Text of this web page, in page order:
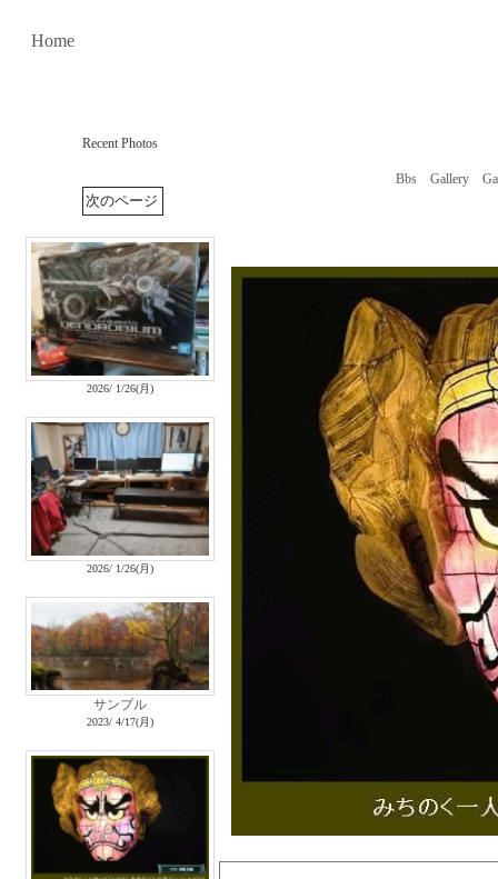
Home
Recent Photos
2026/ 1/26(月)
2026/ 1/26(月)
サンプル
2023/ 4/17(月)
Bbs Gallery